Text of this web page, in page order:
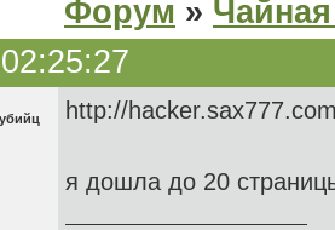
Форум »
http://
я дошла до 20